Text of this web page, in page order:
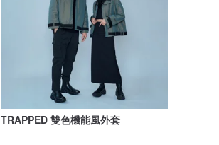
TRAPPED 雙色機能風外套